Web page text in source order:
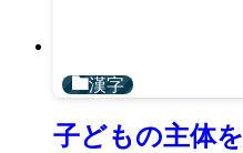
漢字
子どもの主体